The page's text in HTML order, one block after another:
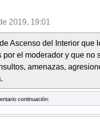
2019, 19:01
Ascenso del Interior que
el moderador y que no
amenazas,
continuación: